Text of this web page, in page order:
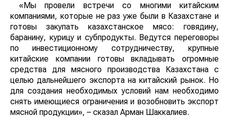
«Мы провели встречи со многими китайским
компаниями, которые не раз уже были в Казахстане и
готовы закупать казахстанское мясо: говядину,
баранину, курицу и субпродукты. Ведутся переговоры
по инвестиционному сотрудничеству, крупные
китайские компании готовы вкладывать огромные
средства для мясного производства Казахстана с
целью дальнейшего экспорта на китайский рынок. Но
для создания необходимых условий нам необходимо
снять имеющиеся ограничения и возобновить экспорт
мясной продукции», – сказал Арман Шаккалиев.